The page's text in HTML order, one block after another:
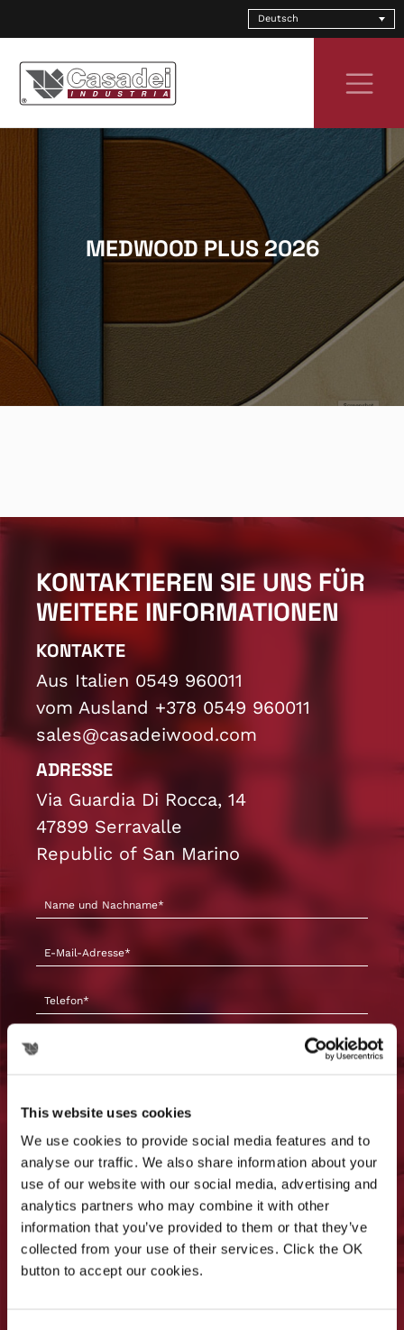
This website uses cookies
We use cookies to provide social media features and to
analyse our traffic. We also share information about your
use of our website with our social media, advertising and
analytics partners who may combine it with other
information that you’ve provided to them or that they’ve
collected from your use of their services. Click the OK
button to accept our cookies.
to
content
Deutsch
MEDWOOD PLUS 2026
KONTAKTIEREN SIE UNS FÜR
WEITERE INFORMATIONEN
KONTAKTE
Aus Italien 0549 960011
vom Ausland +378 0549 960011
sales@casadeiwood.com
ADRESSE
Via Guardia Di Rocca, 14
47899 Serravalle
Republic of San Marino
Ihre personenbezogenen Daten werden in
Übereinstimmung mit den Grundsätzen der